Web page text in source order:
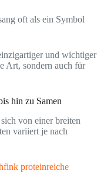
oft als ein Symbol
und wichtiger
Art, sondern auch für
hin zu Samen
von einer breiten
variiert je nach
proteinreiche